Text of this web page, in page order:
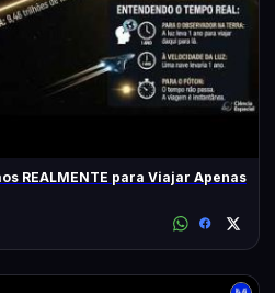
REALMENTE para Viajar Apenas